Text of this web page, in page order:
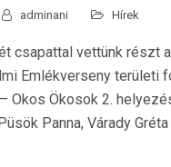
adminani Hírek
csapattal vettünk részt
Emlékverseny területi
Okos Ökosok 2.
Panna, Várady Gréta